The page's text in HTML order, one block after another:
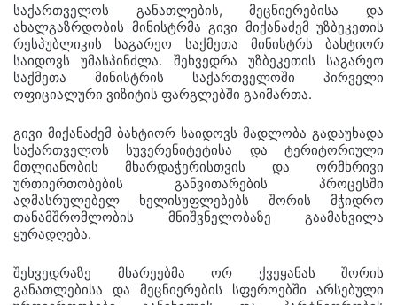
საქართველოს განათლების, მეცნიერებისა და
ახალგაზრდობის მინისტრმა გივი მიქანაძემ უზბეკეთის
რესპუბლიკის საგარეო საქმეთა მინისტრს ბახტიორ
საიდოვს უმასპინძლა. შეხვედრა უზბეკეთის საგარეო
საქმეთა მინისტრის საქართველოში პირველი
ოფიციალური ვიზიტის ფარგლებში გაიმართა.
გივი მიქანაძემ ბახტიორ საიდოვს მადლობა გადაუხადა
საქართველოს სუვერენიტეტისა და ტერიტორიული
მთლიანობის მხარდაჭერისთვის და ორმხრივი
ურთიერთობების განვითარების პროცესში
აღმასრულებელ ხელისუფლებებს შორის მჭიდრო
თანამშრომლობის მნიშვნელობაზე გაამახვილა
ყურადღება.
შეხვედრაზე მხარეებმა ორ ქვეყანას შორის
განათლებისა და მეცნიერების სფეროებში არსებული